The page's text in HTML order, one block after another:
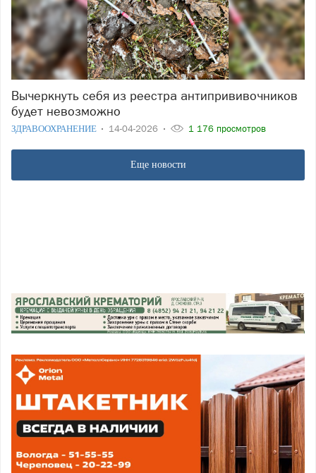
Вычеркнуть себя из реестра антипрививочников
будет невозможно
ЗДРАВООХРАНЕНИЕ 14-04-2026 1 176 просмотров
Еще новости